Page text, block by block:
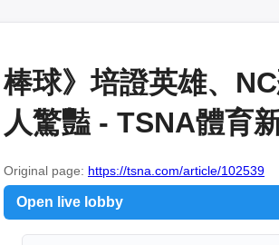
棒球》培證英雄、
人驚豔 - TSNA體育
Original page: https://tsna.com/article/102539
Open live lobby